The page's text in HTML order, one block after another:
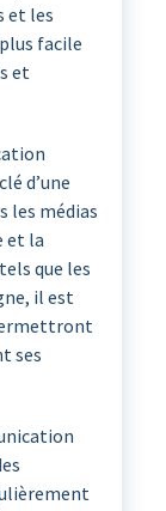
et les
facile
et
d’une
les médias
et la
que les
il est
ses